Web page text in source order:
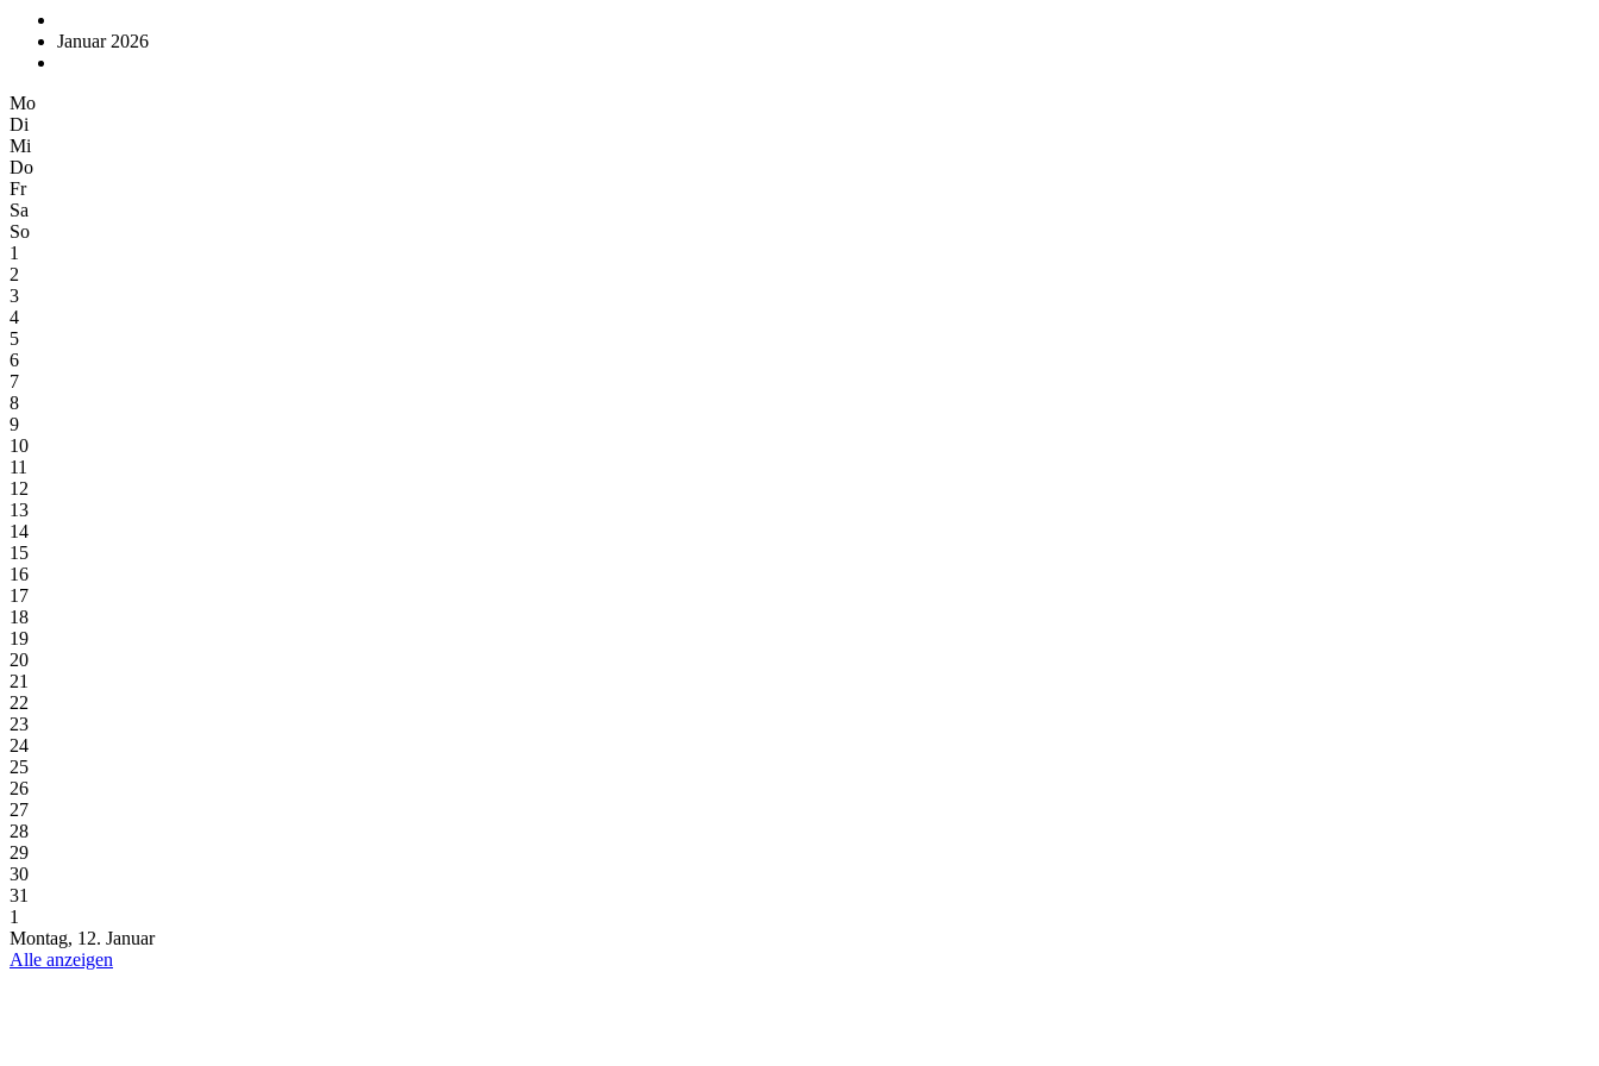
Januar 2026
Mo
Di
Mi
Do
Fr
Sa
So
1
2
3
4
5
6
7
8
9
10
11
12
13
14
15
16
17
18
19
20
21
22
23
24
25
26
27
28
29
30
31
1
Montag, 12. Januar
Alle anzeigen